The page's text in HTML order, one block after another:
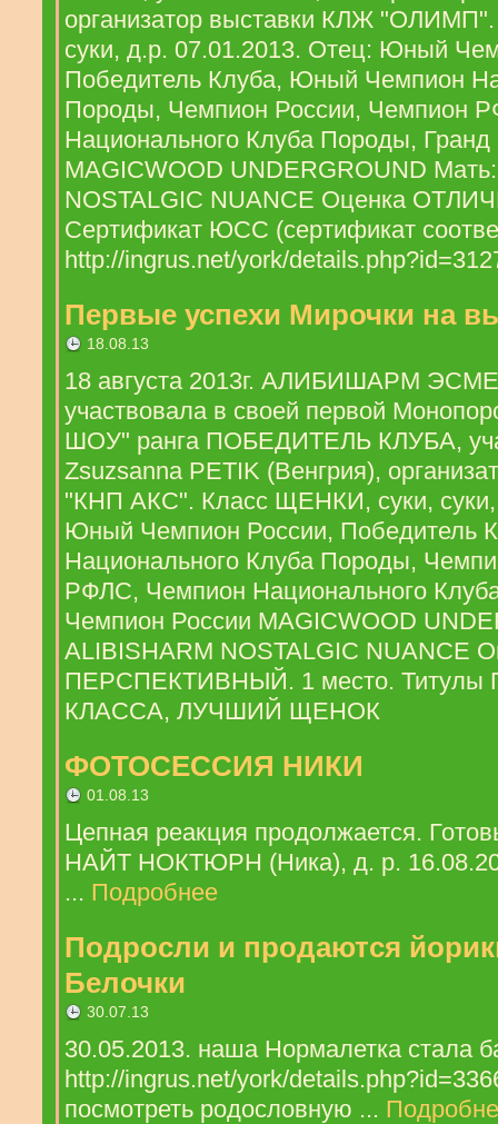
организатор выставки КЛЖ
суки, д.р. 07.01.2013. Отец: Юный
Победитель Клуба, Юный Чемпион
Породы, Чемпион России, Чемпион
Национального Клуба Породы,
MAGICWOOD UNDERGROUND
NOSTALGIC NUANCE Оценка
Сертификат ЮСС (сертификат
http://ingrus.net/york/
Первые успехи Мирочки на
18.08.13
18 августа 2013г. АЛИБИШАРМ
участвовала в своей первой
ШОУ" ранга ПОБЕДИТЕЛЬ КЛУБА,
Zsuzsanna PETIK (Венгрия),
"КНП АКС". Класс ЩЕНКИ, суки, суки,
Юный Чемпион России, Победитель
Национального Клуба Породы,
РФЛС, Чемпион Национального
Чемпион России MAGICWOOD
ALIBISHARM NOSTALGIC NUANCE
ПЕРСПЕКТИВНЫЙ. 1 место.
КЛАССА, ЛУЧШИЙ ЩЕНОК
ФОТОСЕССИЯ НИКИ
01.08.13
Цепная реакция продолжается.
НАЙТ НОКТЮРН (Ника), д. р.
... Подробнее
Подросли и продаются
Белочки
30.07.13
30.05.2013. наша Нормалетка стала
http://ingrus.net/york/
посмотреть родословную ...